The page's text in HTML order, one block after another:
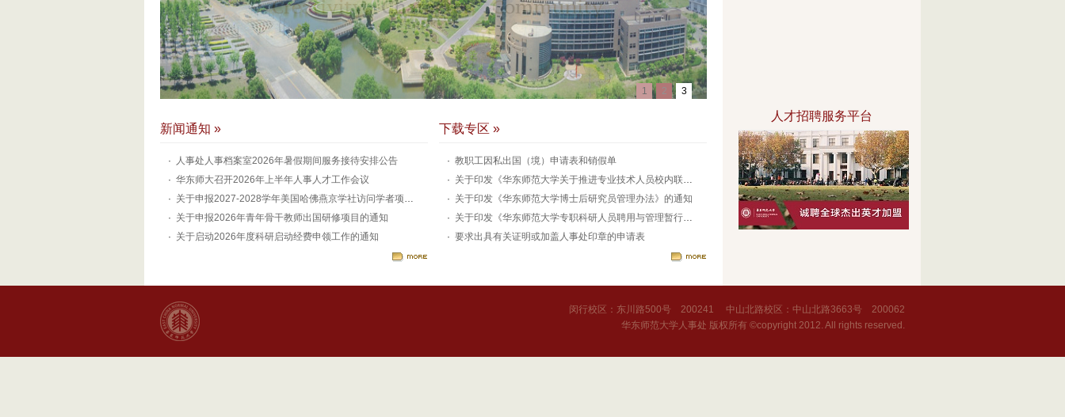
1 2 3
新闻通知 »
人事处人事档案室2026年暑假期间服务接待安排公告
华东师大召开2026年上半年人事人才工作会议
关于申报2027-2028学年美国哈佛燕京学社访问学者项目的通知
关于申报2026年青年骨干教师出国研修项目的通知
关于启动2026年度科研启动经费申领工作的通知
下载专区 »
教职工因私出国（境）申请表和销假单
关于印发《华东师范大学关于推进专业技术人员校内联聘工作的指导意见（试行）》的通知
关于印发《华东师范大学博士后研究员管理办法》的通知
关于印发《华东师范大学专职科研人员聘用与管理暂行办法》的通知
要求出具有关证明或加盖人事处印章的申请表
人才招聘服务平台
闵行校区：东川路500号 200241 中山北路校区：中山北路3663号 200062
华东师范大学人事处 版权所有 ©copyright 2012. All rights reserved.